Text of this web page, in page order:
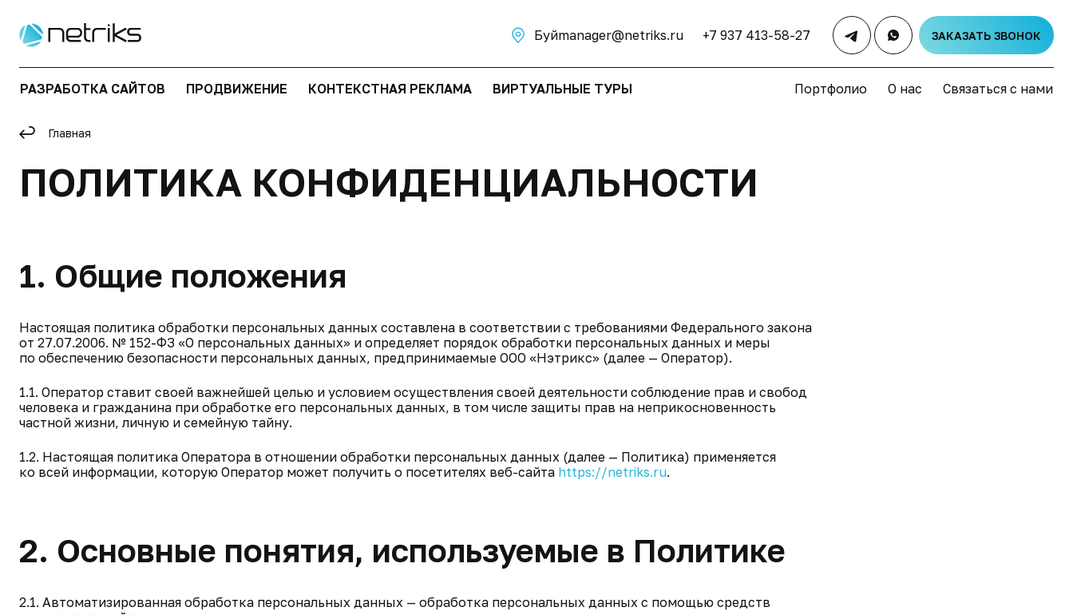
Буй +7 937 413-58-27
manager@netriks.ru ЗАКАЗАТЬ ЗВОНОК
РАЗРАБОТКА САЙТОВ ПРОДВИЖЕНИЕ КОНТЕКСТНАЯ РЕКЛАМА ВИРТУАЛЬНЫЕ ТУРЫ Портфолио О нас Связаться с нами
Главная
ПОЛИТИКА КОНФИДЕНЦИАЛЬНОСТИ
1. Общие положения
Настоящая политика обработки персональных данных составлена в соответствии с требованиями Федерального закона
от 27.07.2006. № 152-ФЗ «О персональных данных» и определяет порядок обработки персональных данных и меры
по обеспечению безопасности персональных данных, предпринимаемые ООО «Нэтрикс» (далее — Оператор).
1.1. Оператор ставит своей важнейшей целью и условием осуществления своей деятельности соблюдение прав и свобод
человека и гражданина при обработке его персональных данных, в том числе защиты прав на неприкосновенность
частной жизни, личную и семейную тайну.
1.2. Настоящая политика Оператора в отношении обработки персональных данных (далее — Политика) применяется
ко всей информации, которую Оператор может получить о посетителях веб-сайта https://netriks.ru.
2. Основные понятия, используемые в Политике
2.1. Автоматизированная обработка персональных данных — обработка персональных данных с помощью средств